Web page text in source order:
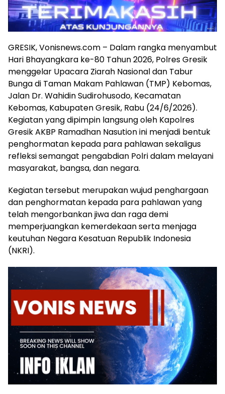
GRESIK, Vonisnews.com – Dalam rangka menyambut
Hari Bhayangkara ke-80 Tahun 2026, Polres Gresik
menggelar Upacara Ziarah Nasional dan Tabur
Bunga di Taman Makam Pahlawan (TMP) Kebomas,
Jalan Dr. Wahidin Sudirohusodo, Kecamatan
Kebomas, Kabupaten Gresik, Rabu (24/6/2026).
Kegiatan yang dipimpin langsung oleh Kapolres
Gresik AKBP Ramadhan Nasution ini menjadi bentuk
penghormatan kepada para pahlawan sekaligus
refleksi semangat pengabdian Polri dalam melayani
masyarakat, bangsa, dan negara.
Kegiatan tersebut merupakan wujud penghargaan
dan penghormatan kepada para pahlawan yang
telah mengorbankan jiwa dan raga demi
memperjuangkan kemerdekaan serta menjaga
keutuhan Negara Kesatuan Republik Indonesia
(NKRI).